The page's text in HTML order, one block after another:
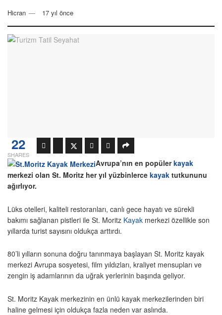
Hicran 17 yıl önce
22
SHARES
Avrupa’nın en popülerkayak
merkezi olan St. Moritz her yıl yüzbinlerce kayak tutkununu
ağırlıyor.
Lüks otelleri, kaliteli restoranları, canlı gece hayatı ve sürekli
bakımı sağlanan pistleri ile St. Moritz Kayak merkezi özellikle son
yıllarda turist sayısını oldukça arttırdı.
80’li yılların sonuna doğru tanınmaya başlayan St. Moritz kayak
merkezi Avrupa sosyetesi, film yıldızları, kraliyet mensupları ve
zengin iş adamlarının da uğrak yerlerinin başında geliyor.
St. Moritz Kayak merkezinin en ünlü kayak merkezilerinden biri
haline gelmesi için oldukça fazla neden var aslında.